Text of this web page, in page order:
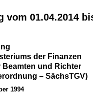
vom 01.04.2014
der Finanzen
und Richter
– SächsTGV)
1994